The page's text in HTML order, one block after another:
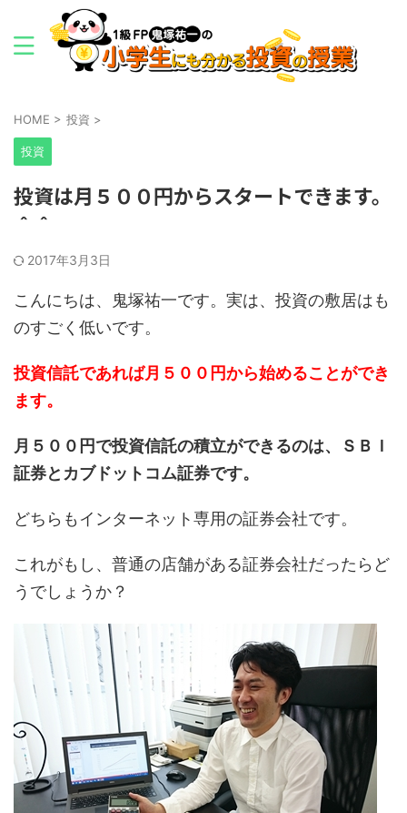
HOME > 投資 >
投資
投資は月５００円からスタートできます。
＾＾
2017年3月3日
こんにちは、鬼塚祐一です。実は、投資の敷居はも
のすごく低いです。
投資信託であれば月５００円から始めることができ
ます。
月５００円で投資信託の積立ができるのは、ＳＢＩ
証券とカブドットコム証券です。
どちらもインターネット専用の証券会社です。
これがもし、普通の店舗がある証券会社だったらど
うでしょうか？